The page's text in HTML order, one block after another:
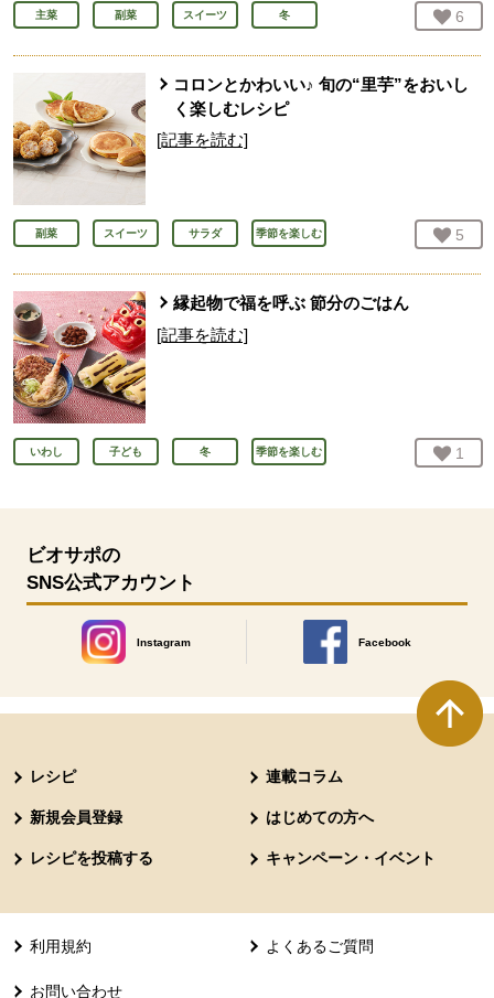
主菜 副菜 スイーツ 冬 お気
6
コロンとかわいい♪ 旬の“里芋”をおいし
く楽しむレシピ
[記事を読む]
副菜 スイーツ サラダ 季節を楽しむ お気
5
縁起物で福を呼ぶ 節分のごはん
[記事を読む]
いわし 子ども 冬 季節を楽しむ お気
1
ビオサポの
SNS公式アカウント
Instagram
別のウィンドウで開きます。
Facebook
別のウィンドウで開きます
レシピ 連載コラム
新規会員登録 はじめての方へ
レシピを投稿する キャンペーン・イベント
利用規約 よくあるご質問
お問い合わせ